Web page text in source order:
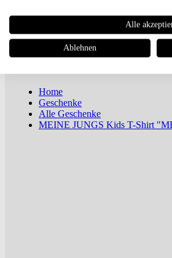
Newsletter
Home
Geschenke
Alle Geschenke
MEINE JUNGS Kids T-Shirt
Alle
Ablehnen